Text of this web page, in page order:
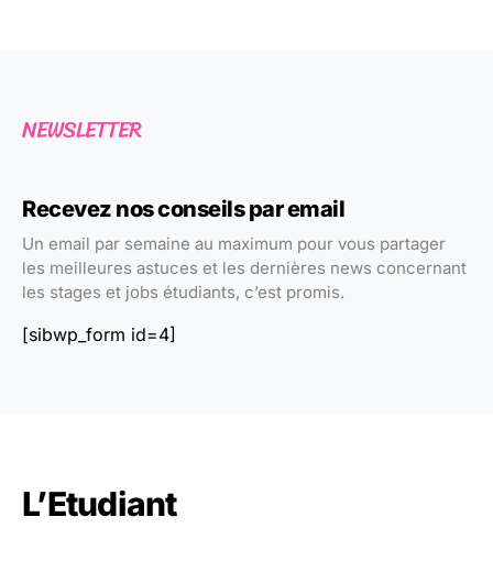
NEWSLETTER
Recevez nos conseils par email
Un email par semaine au maximum pour vous partager
les meilleures astuces et les dernières news concernant
les stages et jobs étudiants, c’est promis.
[sibwp_form id=4]
L’Etudiant